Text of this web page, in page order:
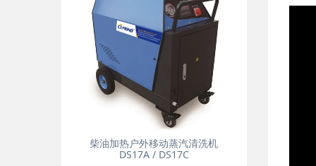
柴油加热户外移动蒸汽清洗机
DS17A / DS17C